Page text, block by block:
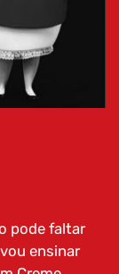
pode faltar
ensinar